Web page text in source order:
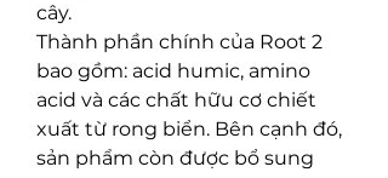
cây.
Thành phần chính của Root 2
bao gồm: acid humic, amino
acid và các chất hữu cơ chiết
xuất từ rong biển. Bên cạnh đó,
sản phẩm còn được bổ sung